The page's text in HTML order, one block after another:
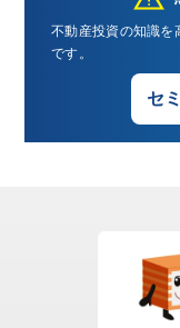
不動産投資の知識を
です。
セ